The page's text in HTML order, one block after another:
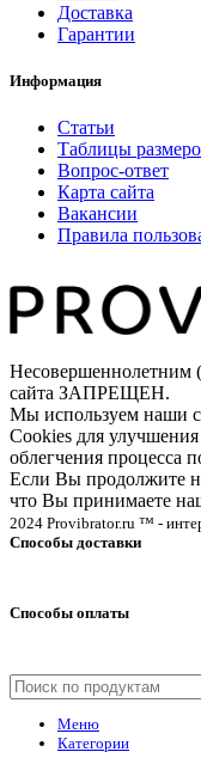
Доставка
Гарантии
Информация
Статьи
Таблицы
Вопрос-ответ
Карта сайта
Вакансии
Правила
Несовершеннолетним
сайта ЗАПРЕЩЕН.
Мы используем наши
Cookies для
облегчения процесса
Если Вы продолжите
что Вы принимаете
2024 Provibrator.ru ™ -
Способы доставки
Способы оплаты
Меню
Категории